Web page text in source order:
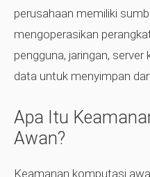
perusahaan memiliki
mengoperasikan
pengguna, jaringan,
data untuk menyimpan
Apa Itu
Awan?
Keamanan komputasi